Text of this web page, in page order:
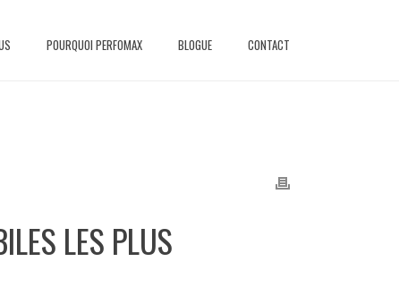
POURQUOI PERFOMAX BLOGUE CONTACT
LES PLUS